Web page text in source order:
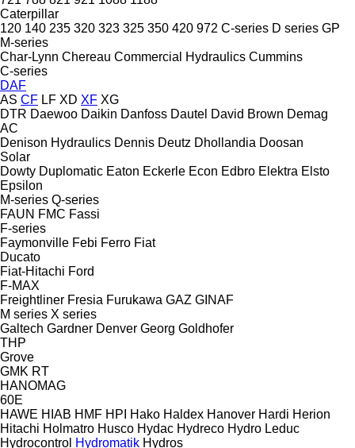
Caterpillar
120 140 235 320 323 325 350 420 972 C-series D series GP
M-series
Char-Lynn Chereau Commercial Hydraulics Cummins
C-series
DAF
AS CF LF XD XF XG
DTR Daewoo Daikin Danfoss Dautel David Brown Demag
AC
Denison Hydraulics Dennis Deutz Dhollandia Doosan
Solar
Dowty Duplomatic Eaton Eckerle Econ Edbro Elektra Elsto
Epsilon
M-series Q-series
FAUN FMC Fassi
F-series
Faymonville Febi Ferro Fiat
Ducato
Fiat-Hitachi Ford
F-MAX
Freightliner Fresia Furukawa GAZ GINAF
M series X series
Galtech Gardner Denver Georg Goldhofer
THP
Grove
GMK RT
HANOMAG
60E
HAWE HIAB HMF HPI Hako Haldex Hanover Hardi Herion
Hitachi Holmatro Husco Hydac Hydreco Hydro Leduc
Hydrocontrol Hydromatik Hydros